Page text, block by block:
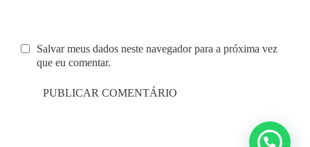
Salvar meus dados neste navegador para a próxima vez
que eu comentar.